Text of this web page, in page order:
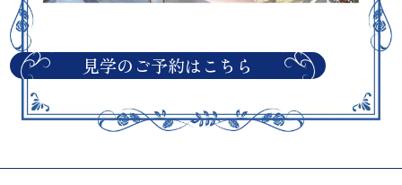
見学のご予約はこちら